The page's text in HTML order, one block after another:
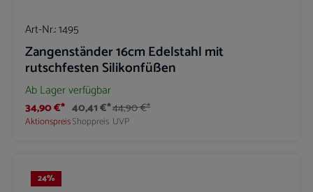
Art-Nr.:1495
Zangenständer 16cm Edelstahl mit
rutschfesten Silikonfüßen
Ab Lager verfügbar
34,90 €*
Aktionspreis
40,41 €*
Shoppreis
44,90 €*
UVP
24%